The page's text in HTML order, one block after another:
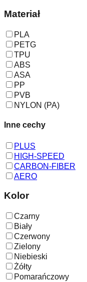
Materiał
PLA
PETG
TPU
ABS
ASA
PP
PVB
NYLON (PA)
Inne cechy
PLUS
HIGH-SPEED
CARBON-FIBER
AERO
Kolor
Czarny
Biały
Czerwony
Zielony
Niebieski
Żółty
Pomarańczowy